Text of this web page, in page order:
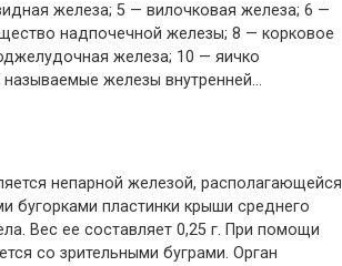
железа; 5 — вилочковая железа; 6 —
надпочечной железы; 8 — корковое
железа; 10 — яичко
железы внутренней…
непарной железой, располагающейся
бугорками пластинки крыши среднего
Вес ее составляет 0,25 г. При помощи
со зрительными буграми. Орган